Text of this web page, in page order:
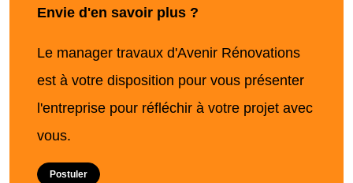
Envie d'en savoir plus ?
Le manager travaux d'Avenir Rénovations
est à votre disposition pour vous présenter
l'entreprise pour réfléchir à votre projet avec
vous.
Postuler